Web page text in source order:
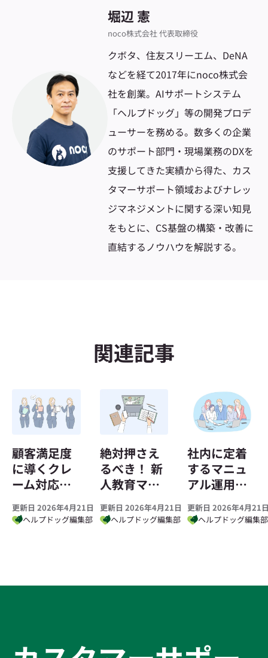
堀辺 憲
noco株式会社 代表取締役
クボタ、住友スリーエム、DeNA
などを経て2017年にnoco株式会
社を創業。AIサポートシステム
「ヘルプドッグ」等の開発プロデ
ューサーを務める。数多くの企業
のサポート部門・現場業務のDXを
支援してきた実績から得た、カス
タマーサポート領域およびナレッ
ジマネジメントに関する深い知見
をもとに、CS基盤の構築・改善に
直結するノウハウを解説する。
関連記事
顧客満足度
に導くクレ
ーム対応マ
ニュアル｜
手順とポイ
更新日 2026年4月21日
ヘルプドッグ編集部
絶対押さえ
るべき！ 新
人教育マニ
ュアルの内
容と作成ポ
更新日 2026年4月21日
ヘルプドッグ編集部
社内に定着
するマニュ
アル運用と
作成のコツ
とは？
更新日 2026年4月21
ヘルプドッグ編集部